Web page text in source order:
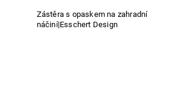
Zástěra s opaskem na zahradní
náčiní|Esschert Design